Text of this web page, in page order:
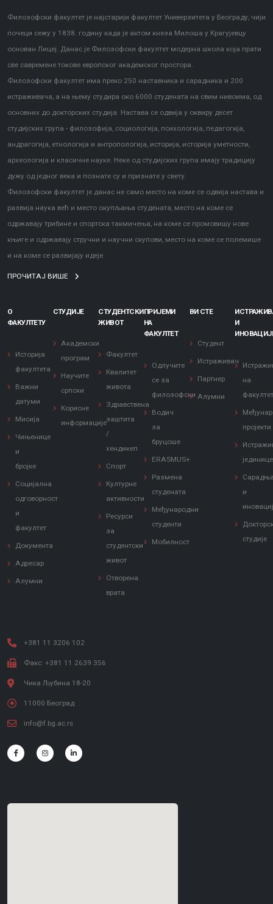
Филозофски факултет је најстарији факултет Универзитета у Београду, чији
почеци сежу у 1838. годину када је актом кнеза Милоша у Крагујевцу
основан Лицеј. Данас је Филозофски факултет модерна школа која прати
све савремене токове европског академског простора.
Филозофски факултет има преко 250 наставника и сарадника и 200
истраживача, а на њему студира око 6000 студената на свим нивоима, од
основних до докторских студија. Настава се одвија у оквиру десет
студијских група - филозофија, социологија, психологија, педагогија,
андрагогија, етнологија и антропологија, историја, историја уметности,
археологија и класичне науке. Неке од студијских група имају традицију
дужу од једног века и познате су и признате у свету.
Филозофски факултет је данас не само место на коме се одвија настава и
развија наука већ и место окупљања студената, место на коме се
одржавају трибине и спортска такмичења, на коме се промовишу нове
књиге и одржавају стручни и научни скупови, место на коме се полемише
и на коме се развијају идеје.
ПРОЧИТАЈ ВИШЕ
О
ФАКУЛТЕТУ
Историја
факултета
Важни
датуми
Мисија
Чињенице
и
бројке
Социјална
одговорност
и
факултет
Документа
Адресар
Алумни
СТУДИЈЕ
Академски
програм
Научите
српски
Корисне
информације
СТУДЕНТСКИ
ЖИВОТ
Факултет
Квалитет
живота
Здравствена
заштита
/
хендикеп
Спорт
Културне
активности
Ресурси
за
студентски
живот
Отворена
врата
ПРИЈЕМИ
НА
ФАКУЛТЕТ
Одлучите
се за
филозофски
Водич
за
бруцоше
ERASMUS+
Размена
студената
Међународни
студенти
Мобилност
ВИ СТЕ
Студент
Истраживач
Партнер
Алумни
И
на
пројекти
јединице
и
студије
+381 11 3206 102
Факс: +381 11 2639 356
Чика Љубина 18-20
11000 Београд
info@f.bg.ac.rs